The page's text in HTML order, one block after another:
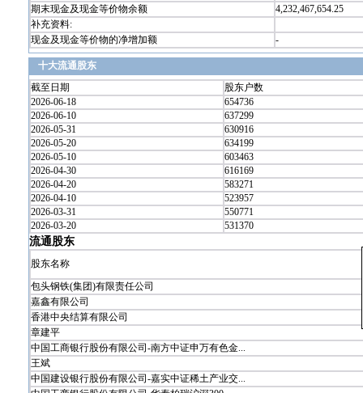
期末现金及现金等价物余额
4,232,467,654.25
补充资料:
现金及现金等价物的净增加额
-
十大流通股东
截至日期
股东户数
2026-06-18
654736
2026-06-10
637299
2026-05-31
630916
2026-05-20
634199
2026-05-10
603463
2026-04-30
616169
2026-04-20
583271
2026-04-10
523957
2026-03-31
550771
2026-03-20
531370
流通股东
股东名称
包头钢铁(集团)有限责任公司
嘉鑫有限公司
香港中央结算有限公司
章建平
中国工商银行股份有限公司-南方中证申万有色金...
王斌
中国建设银行股份有限公司-嘉实中证稀土产业交...